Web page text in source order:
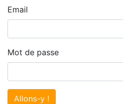
Email
Mot de passe
Allons-y !